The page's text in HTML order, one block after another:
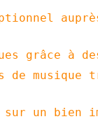
grâce à
de
sur un bien